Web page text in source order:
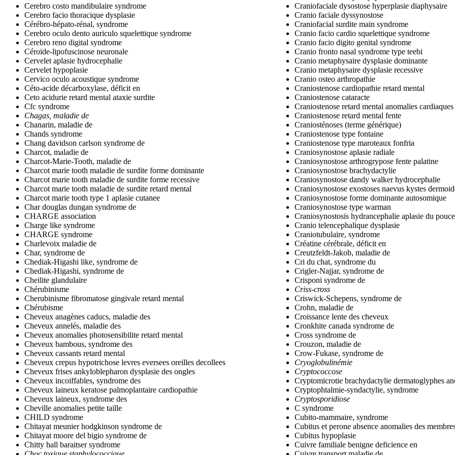
Cerebro costo mandibulaire syndrome
Cerebro facio thoracique dysplasie
Cérébro-hépato-rénal, syndrome
Cerebro oculo dento auriculo squelettique syndrome
Cerebro reno digital syndrome
Céroïde-lipofuscinose neuronale
Cervelet aplasie hydrocephalie
Cervelet hypoplasie
Cervico oculo acoustique syndrome
Céto-acide décarboxylase, déficit en
Ceto acidurie retard mental ataxie surdite
Cfc syndrome
Chagas, maladie de
Chanarin, maladie de
Chands syndrome
Chang davidson carlson syndrome de
Charcot, maladie de
Charcot-Marie-Tooth, maladie de
Charcot marie tooth maladie de surdite forme dominante
Charcot marie tooth maladie de surdite forme recessive
Charcot marie tooth maladie de surdite retard mental
Charcot marie tooth type 1 aplasie cutanee
Char douglas dungan syndrome de
CHARGE association
Charge like syndrome
CHARGE syndrome
Charlevoix maladie de
Char, syndrome de
Chediak-Higashi like, syndrome de
Chediak-Higashi, syndrome de
Cheilite glandulaire
Chérubinisme
Cherubinisme fibromatose gingivale retard mental
Chérubisme
Cheveux anagènes caducs, maladie des
Cheveux annelés, maladie des
Cheveux anomalies photosensibilite retard mental
Cheveux bambous, syndrome des
Cheveux cassants retard mental
Cheveux crepus hypotrichose levres eversees oreilles decollees
Cheveux frises ankyloblepharon dysplasie des ongles
Cheveux incoiffables, syndrome des
Cheveux laineux keratose palmoplantaire cardiopathie
Cheveux laineux, syndrome des
Cheville anomalies petite taille
CHILD syndrome
Chitayat meunier hodgkinson syndrome de
Chitayat moore del bigio syndrome de
Chitty hall baraitser syndrome
Craniofaciale dysostose hyperplasie diaphysaire
Cranio faciale dyssynostose
Craniofacial surdite main syndrome
Cranio facio cardio squelettique syndrome
Cranio facio digito genital syndrome
Cranio fronto nasal syndrome type teebi
Cranio metaphysaire dysplasie dominante
Cranio metaphysaire dysplasie recessive
Cranio osteo arthropathie
Craniostenose cardiopathie retard mental
Craniostenose cataracte
Craniostenose retard mental anomalies cardiaques
Craniostenose retard mental fente
Craniosténoses (terme générique)
Craniostenose type fontaine
Craniostenose type maroteaux fonfria
Craniosynostose aplasie radiale
Craniosynostose arthrogrypose fente palatine
Craniosynostose brachydactylie
Craniosynostose dandy walker hydrocephalie
Craniosynostose exostoses naevus kystes
Craniosynostose forme dominante autosomique
Craniosynostose type warman
Craniosynostosis hydrancephalie aplasie du pouce
Cranio telencephalique dysplasie
Craniotubulaire, syndrome
Créatine cérébrale, déficit en
Creutzfeldt-Jakob, maladie de
Cri du chat, syndrome du
Crigler-Najjar, syndrome de
Crisponi syndrome de
Criss-cross
Criswick-Schepens, syndrome de
Crohn, maladie de
Croissance lente des cheveux
Cronkhite canada syndrome de
Cross syndrome de
Crouzon, maladie de
Crow-Fukase, syndrome de
Cryoglobulinémie
Cryptococcose
Cryptomicrotie brachydactylie dermatoglyphes
Cryptophtalmie-syndactylie, syndrome
Cryptosporidiose
C syndrome
Cubito-mammaire, syndrome
Cubitus et perone absence anomalies des
Cubitus hypoplasie
Cuivre familiale benigne deficience en